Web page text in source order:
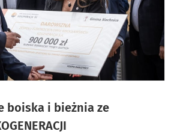
boiska i bieżnia ze